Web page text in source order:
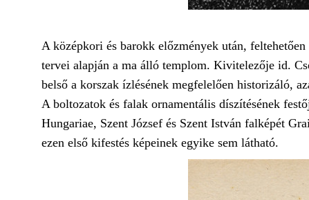
A középkori és barokk előzmények után,
tervei alapján a ma álló templom. Kivitelezője id.
belső a korszak ízlésének megfelelően historizáló,
A boltozatok és falak ornamentális díszítésének
Hungariae, Szent József és Szent István falképét
ezen első kifestés képeinek egyike sem látható.